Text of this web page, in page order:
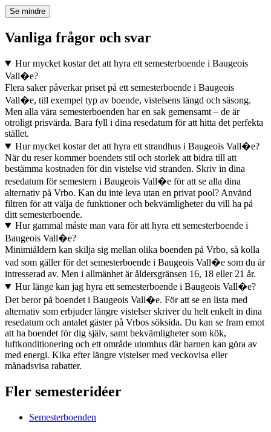
Se mindre
Vanliga frågor och svar
Hur mycket kostar det att hyra ett semesterboende i Baugeois
Vall�e?
Flera saker påverkar priset på ett semesterboende i Baugeois
Vall�e, till exempel typ av boende, vistelsens längd och säsong.
Men alla våra semesterboenden har en sak gemensamt – de är
otroligt prisvärda. Bara fyll i dina resedatum för att hitta det perfekta
stället.
Hur mycket kostar det att hyra ett strandhus i Baugeois Vall�e?
När du reser kommer boendets stil och storlek att bidra till att
bestämma kostnaden för din vistelse vid stranden. Skriv in dina
resedatum för semestern i Baugeois Vall�e för att se alla dina
alternativ på Vrbo. Kan du inte leva utan en privat pool? Använd
filtren för att välja de funktioner och bekvämligheter du vill ha på
ditt semesterboende.
Hur gammal måste man vara för att hyra ett semesterboende i
Baugeois Vall�e?
Minimiåldern kan skilja sig mellan olika boenden på Vrbo, så kolla
vad som gäller för det semesterboende i Baugeois Vall�e som du är
intresserad av. Men i allmänhet är åldersgränsen 16, 18 eller 21 år.
Hur länge kan jag hyra ett semesterboende i Baugeois Vall�e?
Det beror på boendet i Baugeois Vall�e. För att se en lista med
alternativ som erbjuder längre vistelser skriver du helt enkelt in dina
resedatum och antalet gäster på Vrbos söksida. Du kan se fram emot
att ha boendet för dig själv, samt bekvämligheter som kök,
luftkonditionering och ett område utomhus där barnen kan göra av
med energi. Kika efter längre vistelser med veckovisa eller
månadsvisa rabatter.
Fler semesteridéer
Semesterboenden